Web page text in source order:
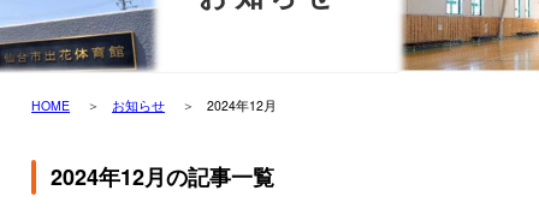
HOME お知らせ 2024年12月
2024年12月の記事一覧